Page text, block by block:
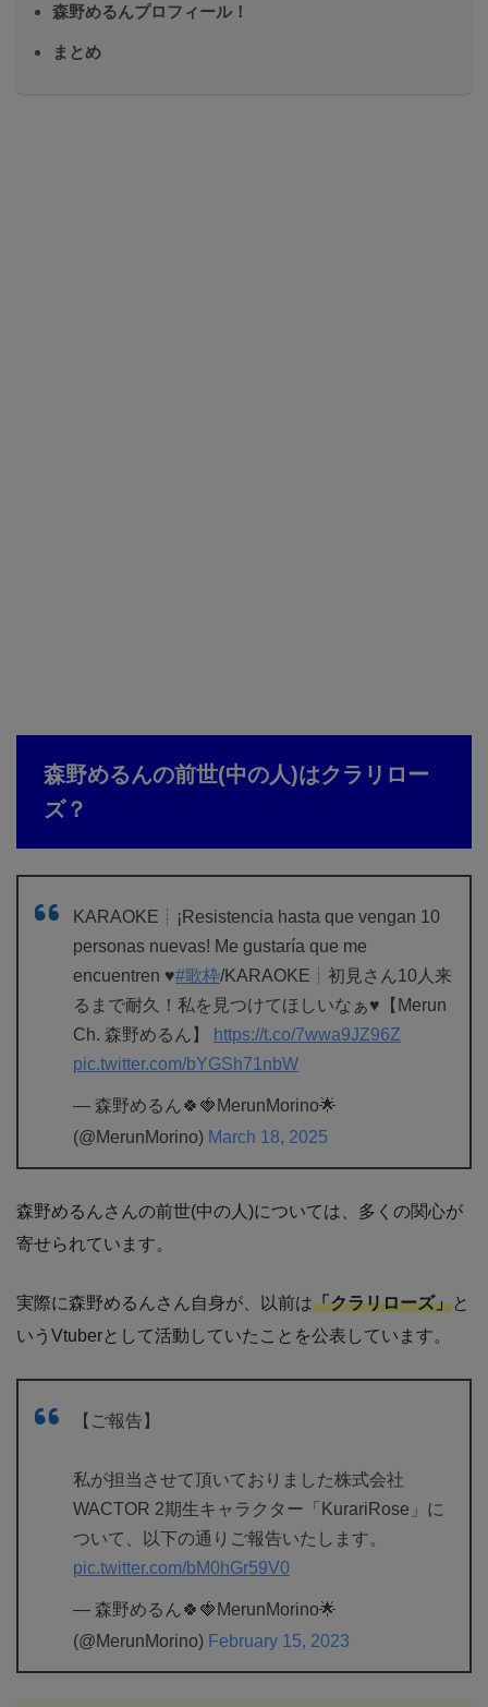
森野めるんプロフィール！
まとめ
森野めるんの前世(中の人)はクラリロー
ズ？
KARAOKE┊¡Resistencia hasta que vengan 10
personas nuevas! Me gustaría que me
encuentren ♥#歌枠/KARAOKE┊初見さん10人来
るまで耐久！私を見つけてほしいなぁ♥【Merun
Ch. 森野めるん】
https://t.co/7wwa9JZ96Z
pic.twitter.com/bYGSh71nbW
— 森野めるん🍀🍓MerunMorino🌟
(@MerunMorino) March 18, 2025
森野めるんさんの前世(中の人)については、多くの関心が
寄せられています。
実際に森野めるんさん自身が、以前は「クラリローズ」と
いうVtuberとして活動していたことを公表しています。
【ご報告】
私が担当させて頂いておりました株式会社
WACTOR 2期生キャラクター「KurariRose」に
ついて、以下の通りご報告いたします。
pic.twitter.com/bM0hGr59V0
— 森野めるん🍀🍓MerunMorino🌟
(@MerunMorino) February 15, 2023